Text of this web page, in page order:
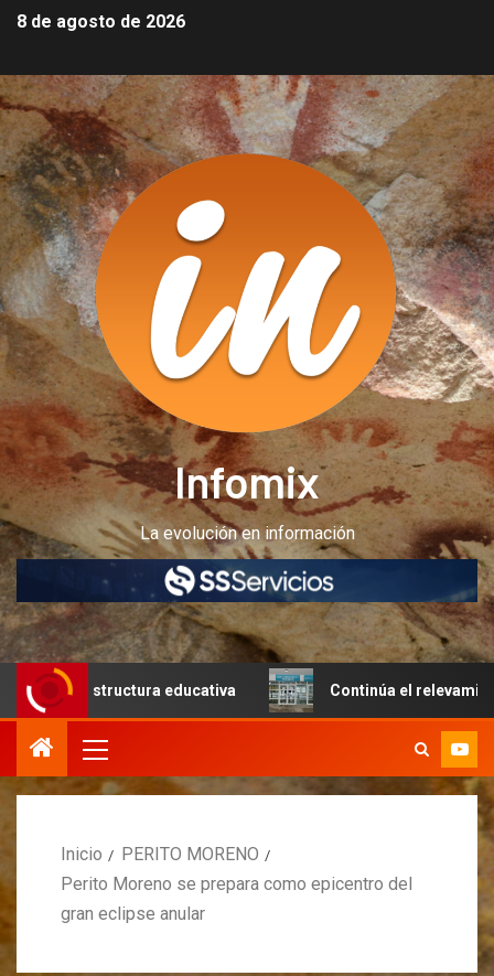
8 de agosto de 2026
Infomix
La evolución en información
educativa Continúa el relevamiento técnico en
Inicio
PERITO MORENO
Perito Moreno se prepara como epicentro del
gran eclipse anular